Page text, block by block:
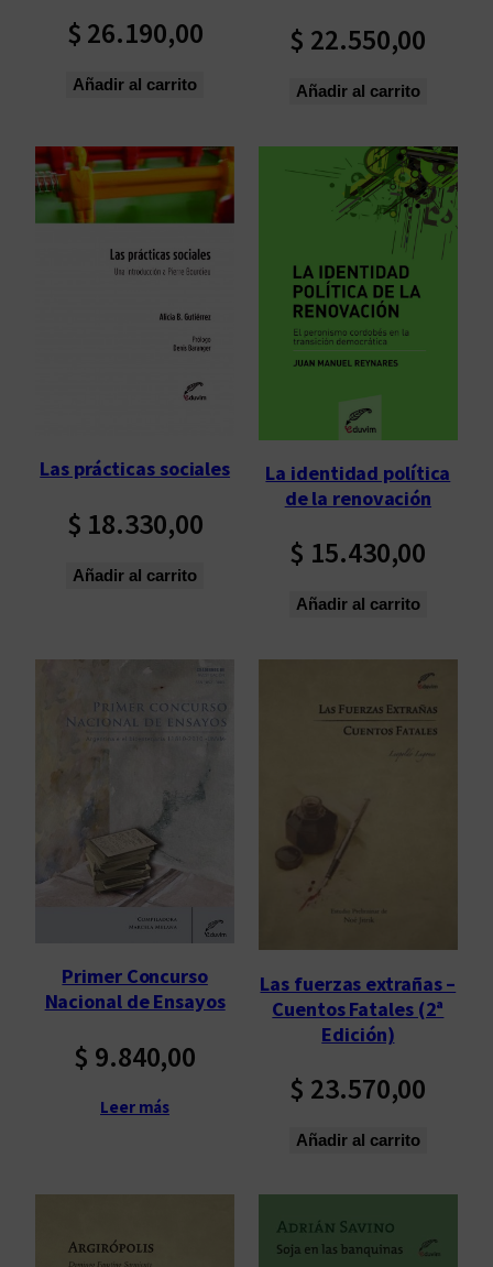
$ 26.190,00
Añadir al carrito
$ 22.550,00
Añadir al carrito
Las prácticas sociales
$ 18.330,00
Añadir al carrito
La identidad política
de la renovación
$ 15.430,00
Añadir al carrito
Primer Concurso
Nacional de Ensayos
$ 9.840,00
Leer más
Las fuerzas extrañas –
Cuentos Fatales (2ª
Edición)
$ 23.570,00
Añadir al carrito